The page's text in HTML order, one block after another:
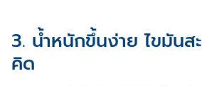
3. น้ำหนักขึ้นง่าย ไขมันส
คิด